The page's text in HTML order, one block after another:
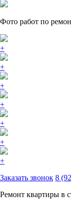
Фото работ по
+
+
+
+
+
+
+
Заказать звонок 8
Ремонт квартиры в